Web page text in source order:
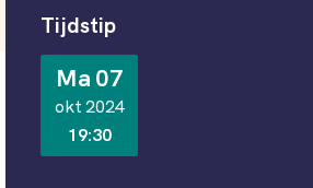
Tijdstip
Ma 07
okt 2024
19:30